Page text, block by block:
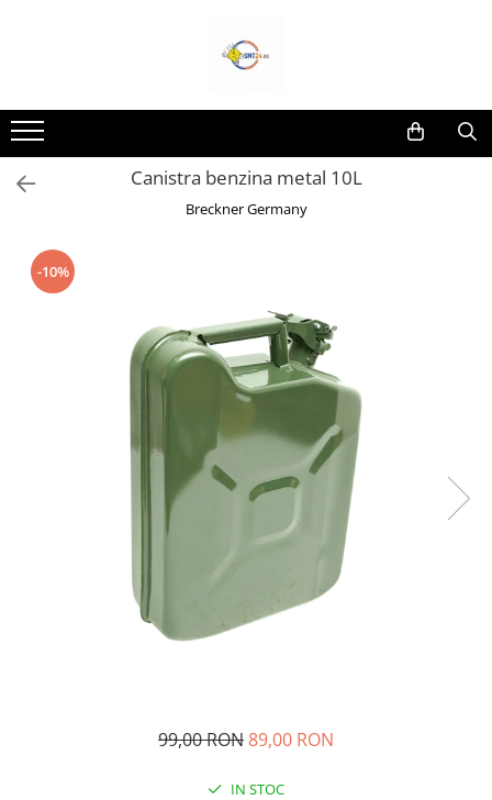
Lampi Solare&Proiectoare
Proiectoare Led
Accesorii Electrice
Lampi Solare Stradale
Lampi Stradale
Proiectoare Auto,Atv,Moto
Compresoare & Generatoare
Compresoare Aer
Generatoare Curent
Redresoare Auto
Polizoare & Rotopercutoare &
Masini de Gaurit & Rotopercutoare
Canistra benzina metal 10L
Breckner Germany
-10%
99,00 RON89,00 RON
IN STOC